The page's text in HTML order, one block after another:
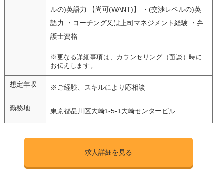
ルの)英語力 【尚可(WANT)】 ・(交渉レベルの)英
語力 ・コーチング又は上司マネジメント経験 ・弁
護士資格
※更なる詳細事項は、カウンセリング（面談）時に
お伝えします。
想定年収 ※ご経験、スキルにより応相談
勤務地 東京都品川区大崎1-5-1大崎センタービル
求人詳細を見る